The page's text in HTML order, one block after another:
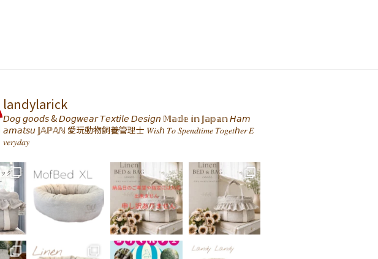
landylarick
𝘋𝘰𝘨 𝘨𝘰𝘰𝘥𝘴 & 𝘋𝘰𝘨𝘸𝘦𝘢𝘳 𝘛𝘦𝘹𝘵𝘪𝘭𝘦 𝘋𝘦𝘴𝘪𝘨𝘯 𝕄𝕒𝕕𝕖 𝕚𝕟 𝕁𝕒𝕡𝕒𝕟 𝘏𝘢𝘮
𝘢𝘮𝘢𝘵𝘴𝘶 𝕁𝔸ℙ𝔸ℕ 愛玩動物飼養管理士 𝑊𝑖𝑠ℎ 𝑇𝑜 𝑆𝑝𝑒𝑛𝑑𝑡𝑖𝑚𝑒 𝑇𝑜𝑔𝑒𝑡ℎ𝑒𝑟 𝐸
𝑣𝑒𝑟𝑦𝑑𝑎𝑦